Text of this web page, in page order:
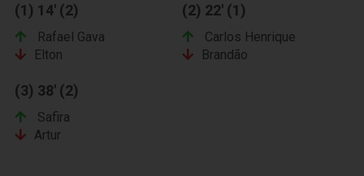
(1) 14' (2)
Rafael Gava
Elton
(2) 22' (1)
Carlos Henrique
Brandão
(3) 38' (2)
Safira
Artur